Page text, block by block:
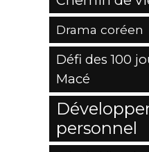
Drama coréen
Défi des 100
Macé
personnel